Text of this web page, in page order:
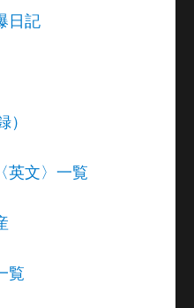
日記
英文〉一覧
覧